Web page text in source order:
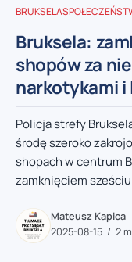
BRUKSELA
Bruksela:
shopów za
narkotykami i
Policja strefy
środę szeroko
shopach w centrum
zamknięciem
Mateusz Kapica
2025-08-15
2